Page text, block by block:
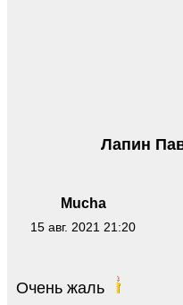
Mucha
15 авг. 2021 21:20
Лапин
Очень жаль